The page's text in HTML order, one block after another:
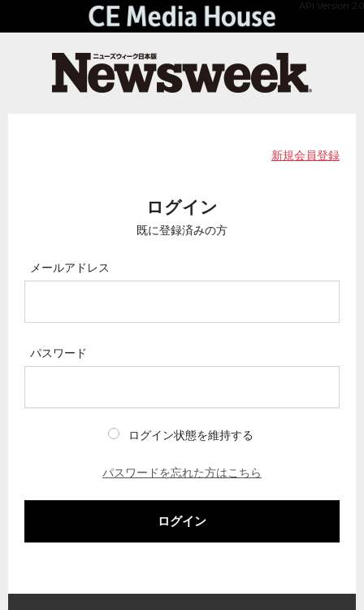
API Version 2.0
新規会員登録
ログイン
既に登録済みの方
メールアドレス
パスワード
ログイン状態を維持する
パスワードを忘れた方はこちら
ログイン